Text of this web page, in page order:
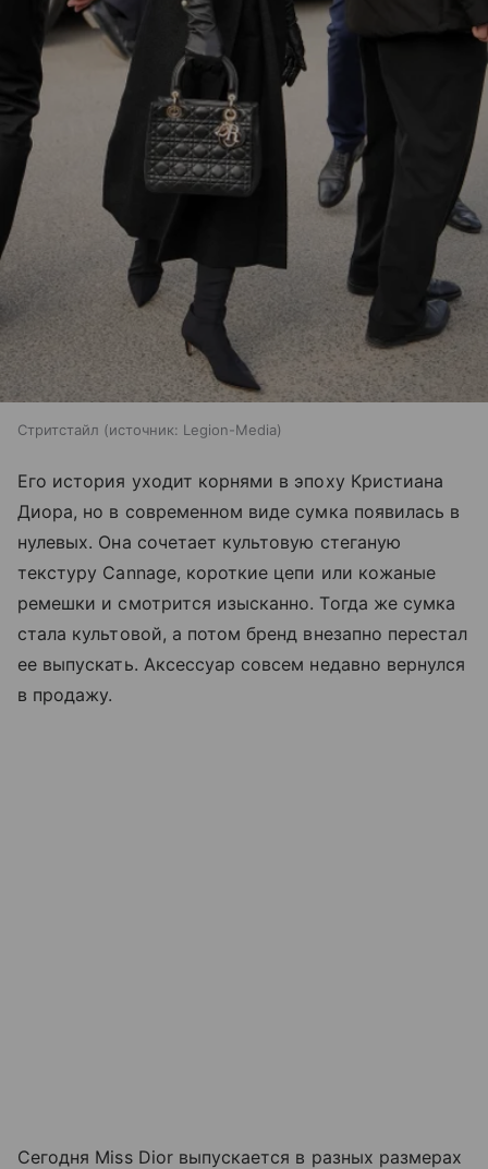
Стритстайл источник: Legion-Media
Его история уходит корнями в эпоху Кристиана
Диора, но в современном виде сумка появилась в
нулевых. Она сочетает культовую стеганую
текстуру Cannage, короткие цепи или кожаные
ремешки и смотрится изысканно. Тогда же сумка
стала культовой, а потом бренд внезапно перестал
ее выпускать. Аксессуар совсем недавно вернулся
в продажу.
Сегодня Miss Dior выпускается в разных размерах